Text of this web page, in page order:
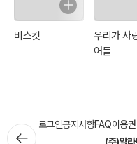
비스킷
우리가 사
어들
로그인공지사항FAQ이용